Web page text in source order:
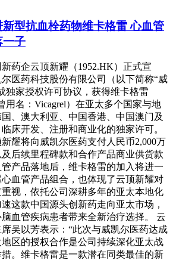
型抗血栓药物维卡格雷 心血管
一子
药企云顶新耀（1952.HK）正式宣
医药科技股份有限公司（以下简称“威
独家授权许可协议，获得维卡格雷
曾用名：Vicagrel）在亚太多个国家与地
、澳大利亚、中国香港、中国澳门及
床开发、注册和商业化的独家许可。
耀将向威凯尔医药支付人民币2,000万
后续里程碑款和合作产品商业供货款
产品落地后，维卡格雷的加入将进一
血管产品组合，也体现了云顶新耀对
视，依托公司深耕多年的亚太本地化
这款中国源头创新药走向亚太市场，
血管疾病患者带来全新治疗选择。 云
吴以芳表示：“此次与威凯尔医药达成
区的授权合作是公司持续深化亚太战
。维卡格雷是一款潜在同类最佳的新